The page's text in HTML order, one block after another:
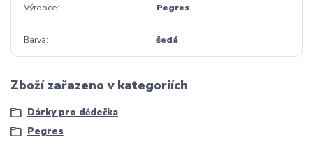
Výrobce Pegres
Barva šedá
Zboží zařazeno v kategoriích
Dárky pro dědečka
Pegres